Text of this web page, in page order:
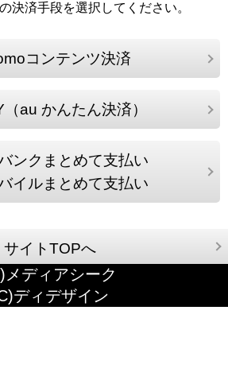
決済手段を選択してください。
コンテンツ決済
au かんたん決済）
ンクまとめて支払い
イルまとめて支払い
サイトTOPへ
メディアシーク
ディデザイン